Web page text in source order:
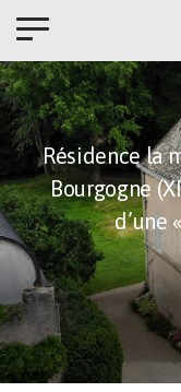
Résidence la
Bourgogne
d’une
Panneau de gestion des